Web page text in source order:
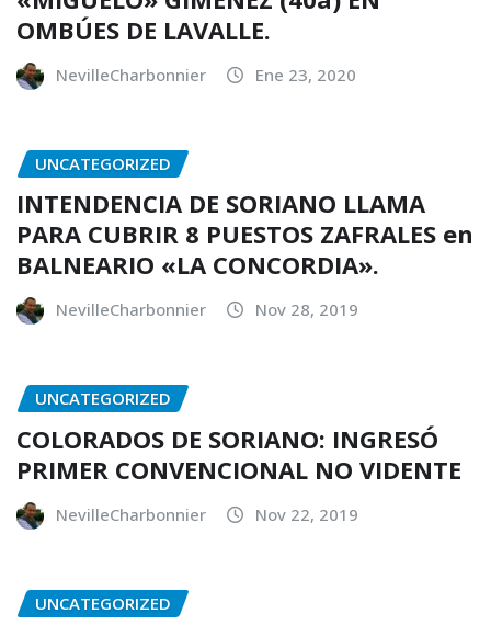
OMBÚES DE LAVALLE.
NevilleCharbonnier Ene 23, 2020
UNCATEGORIZED
INTENDENCIA DE SORIANO LLAMA
PARA CUBRIR 8 PUESTOS ZAFRALES en
BALNEARIO «LA CONCORDIA».
NevilleCharbonnier Nov 28, 2019
UNCATEGORIZED
COLORADOS DE SORIANO: INGRESÓ
PRIMER CONVENCIONAL NO VIDENTE
NevilleCharbonnier Nov 22, 2019
UNCATEGORIZED